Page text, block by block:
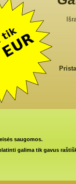
saugomos.
galima tik gavus